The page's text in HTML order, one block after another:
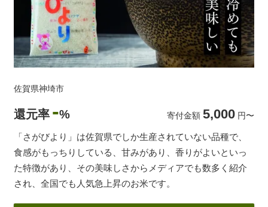
佐賀県神埼市
還元率 -% 寄付金額 5,000 円〜
「さがびより」は佐賀県でしか生産されていない品種で、
食感がもっちりしている、甘みがあり、香りがよいといっ
た特徴があり、その美味しさからメディアでも数多く紹介
され、全国でも人気急上昇のお米です。